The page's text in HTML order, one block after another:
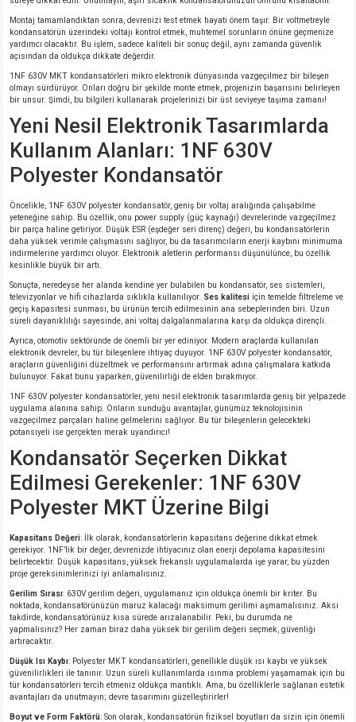
Montaj tamamlandıktan sonra, devrenizi test etmek hayati önem taşır. Bir voltmetreyle
kondansatörün üzerindeki voltajı kontrol etmek, muhtemel sorunların önüne geçmenize
yardımcı olacaktır. Bu işlem, sadece kaliteli bir sonuç değil, aynı zamanda güvenlik
açısından da oldukça dikkate değerdir.
1NF 630V MKT kondansatörleri mikro elektronik dünyasında vazgeçilmez bir bileşen
olmayı sürdürüyor. Onları doğru bir şekilde monte etmek, projenizin başarısını belirleyen
bir unsur. Şimdi, bu bilgileri kullanarak projelerinizi bir üst seviyeye taşıma zamanı!
Yeni Nesil Elektronik Tasarımlarda
Kullanım Alanları: 1NF 630V
Polyester Kondansatör
Öncelikle, 1NF 630V polyester kondansatör, geniş bir voltaj aralığında çalışabilme
yeteneğine sahip. Bu özellik, onu power supply (güç kaynağı) devrelerinde vazgeçilmez
bir parça haline getiriyor. Düşük ESR (eşdeğer seri direnç) değeri, bu kondansatörlerin
daha yüksek verimle çalışmasını sağlıyor, bu da tasarımcıların enerji kaybını minimuma
indirmelerine yardımcı oluyor. Elektronik aletlerin performansı düşünülünce, bu özellik
kesinlikle büyük bir artı.
Sonuçta, neredeyse her alanda kendine yer bulabilen bu kondansatör, ses sistemleri,
televizyonlar ve hifi cihazlarda sıklıkla kullanılıyor. Ses kalitesi için temelde filtreleme ve
geçiş kapasitesi sunması, bu ürünün tercih edilmesinin ana sebeplerinden biri. Uzun
süreli dayanıklılığı sayesinde, ani voltaj dalgalanmalarına karşı da oldukça dirençli.
Ayrıca, otomotiv sektöründe de önemli bir yer ediniyor. Modern araçlarda kullanılan
elektronik devreler, bu tür bileşenlere ihtiyaç duyuyor. 1NF 630V polyester kondansatör,
araçların güvenliğini düzeltmek ve performansını artırmak adına çalışmalara katkıda
bulunuyor. Fakat bunu yaparken, güvenilirliği de elden bırakmıyor.
1NF 630V polyester kondansatörler, yeni nesil elektronik tasarımlarda geniş bir yelpazede
uygulama alanına sahip. Onların sunduğu avantajlar, günümüz teknolojisinin
vazgeçilmez parçaları haline gelmelerini sağlıyor. Bu tür bileşenlerin gelecekteki
potansiyeli ise gerçekten merak uyandırıcı!
Kondansatör Seçerken Dikkat
Edilmesi Gerekenler: 1NF 630V
Polyester MKT Üzerine Bilgi
Kapasitans Değeri: İlk olarak, kondansatörlerin kapasitans değerine dikkat etmek
gerekiyor. 1NF’lik bir değer, devrenizde ihtiyacınız olan enerji depolama kapasitesini
belirtecektir. Düşük kapasitans, yüksek frekanslı uygulamalarda işe yarar, bu yüzden
proje gereksinimlerinizi iyi anlamalısınız.
Gerilim Sırası: 630V gerilim değeri, uygulamanız için oldukça önemli bir kriter. Bu
noktada, kondansatörünüzün maruz kalacağı maksimum gerilimi aşmamalısınız. Aksi
takdirde, kondansatörünüz kısa sürede arızalanabilir. Peki, bu durumda ne
yapmalısınız? Her zaman biraz daha yüksek bir gerilim değeri seçmek, güvenliği
artıracaktır.
Düşük Isı Kaybı: Polyester MKT kondansatörleri, genellikle düşük ısı kaybı ve yüksek
güvenilirlikleri ile tanınır. Uzun süreli kullanımlarda ısınma problemi yaşamamak için bu
tür kondansatörleri tercih etmeniz oldukça mantıklı. Ama, bu özelliklerle sağlanan estetik
avantajları da unutmayın; devre tasarımını güzelleştirirler!
Boyut ve Form Faktörü: Son olarak, kondansatörün fiziksel boyutları da sizin için önemli